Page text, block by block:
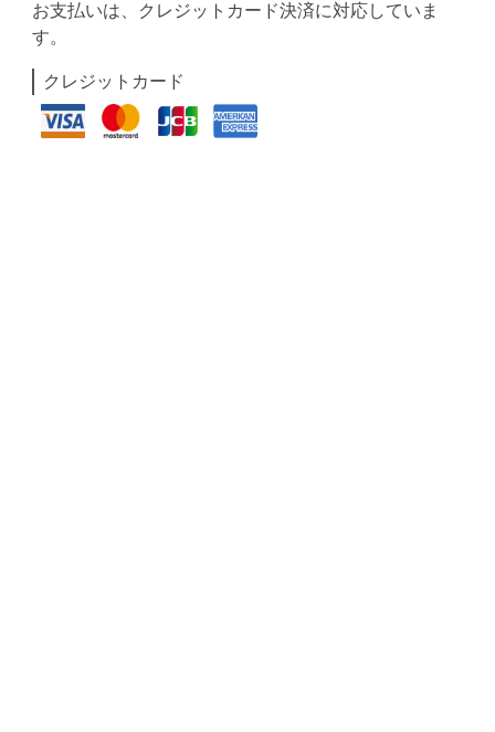
お支払いは、クレジットカード決済に対応していま
す。
クレジットカード